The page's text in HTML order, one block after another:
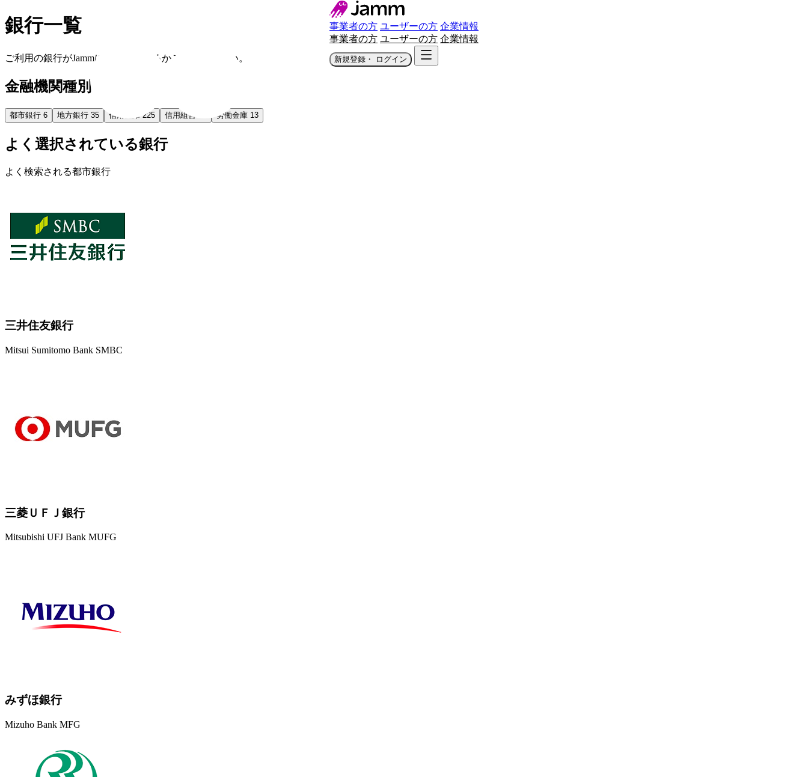
事業者の方 ユーザーの方 企業情報
事業者の方 ユーザーの方 企業情報
新規登録・ ログイン
銀行一覧
ご利用の銀行がJammに対応しているかご確認ください。
金融機関種別
都市銀行 6 地方銀行 35 信用金庫 225 信用組合 労働金庫 13
よく選択されている銀行
よく検索される都市銀行
三井住友銀行
Mitsui Sumitomo Bank SMBC
三菱ＵＦＪ銀行
Mitsubishi UFJ Bank MUFG
みずほ銀行
Mizuho Bank MFG